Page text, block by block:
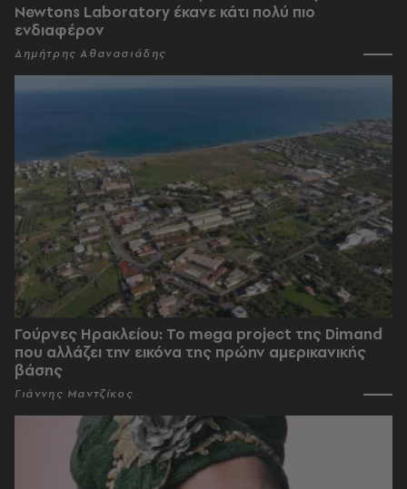
Newtons Laboratory έκανε κάτι πολύ πιο
ενδιαφέρον
Δημήτρης Αθανασιάδης
Γούρνες Ηρακλείου: To mega project της Dimand
που αλλάζει την εικόνα της πρώην αμερικανικής
βάσης
Γιάννης Μαντζίκος